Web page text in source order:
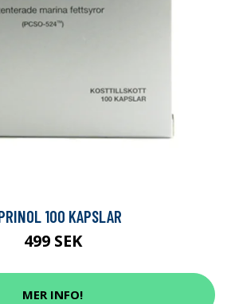
100 KAPSLAR
499 SEK
MER INFO!